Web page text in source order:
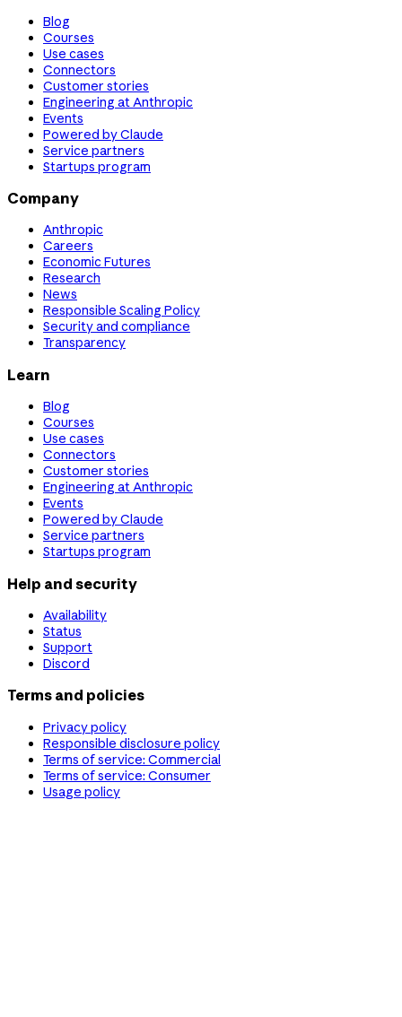
Blog
Courses
Use cases
Connectors
Customer stories
Engineering at Anthropic
Events
Powered by Claude
Service partners
Startups program
Company
Anthropic
Careers
Economic Futures
Research
News
Responsible Scaling Policy
Security and compliance
Transparency
Learn
Blog
Courses
Use cases
Connectors
Customer stories
Engineering at Anthropic
Events
Powered by Claude
Service partners
Startups program
Help and security
Availability
Status
Support
Discord
Terms and policies
Privacy policy
Responsible disclosure policy
Terms of service: Commercial
Terms of service: Consumer
Usage policy